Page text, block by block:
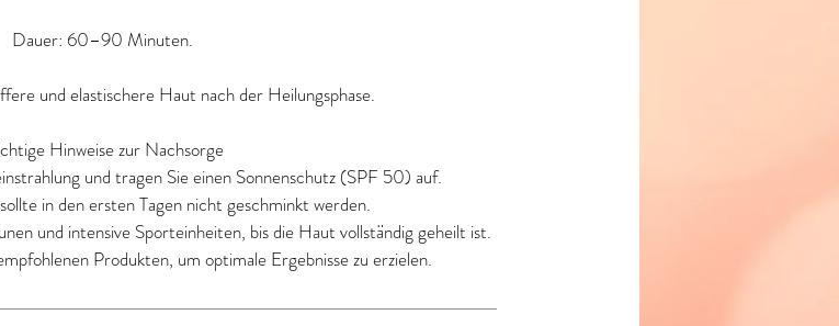
Dauer: 60–90 Minuten.
und elastischere Haut nach der Heilungsphase.
Hinweise zur Nachsorge
und tragen Sie einen Sonnenschutz (SPF 50) auf.
in den ersten Tagen nicht geschminkt werden.
und intensive Sporteinheiten, bis die Haut vollständig geheilt ist.